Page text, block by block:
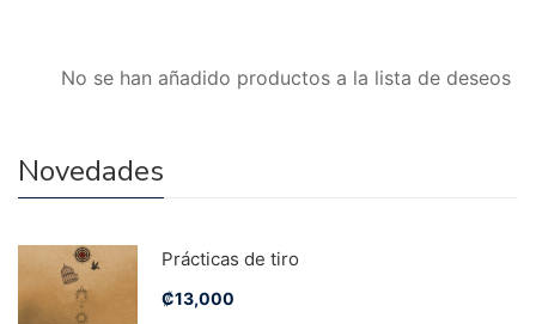
No se han añadido productos a la lista de deseos
Novedades
Prácticas de tiro
₡13,000